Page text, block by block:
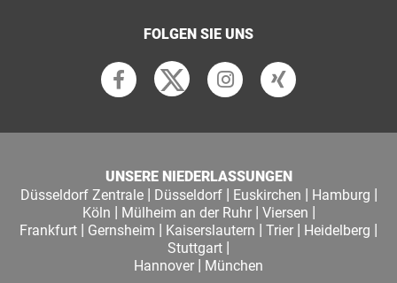
FOLGEN SIE UNS
UNSERE NIEDERLASSUNGEN
Düsseldorf Zentrale| Düsseldorf| Euskirchen | Hamburg |
Köln | Mülheim an der Ruhr| Viersen |
Frankfurt | Gernsheim | Kaiserslautern | Trier | Heidelberg |
Stuttgart |
Hannover | München